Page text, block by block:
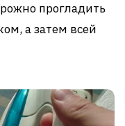
прогладить
а затем всей